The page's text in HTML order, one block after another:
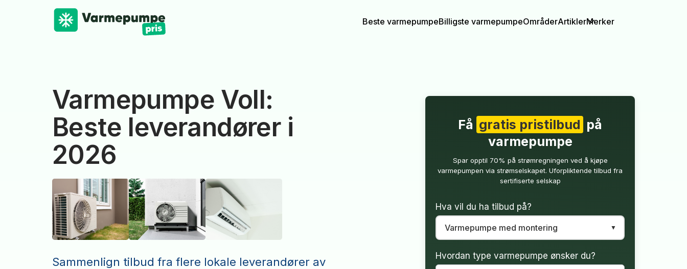
Beste varmepumpeBilligste varmepumpeOmråderArtiklerMerker
Varmepumpe Voll:
Beste leverandører i
2026
Sammenlign tilbud fra flere lokale leverandører av
Få gratis pristilbud på
varmepumpe
Spar opptil 70% på strømregningen ved å kjøpe
varmepumpen via strømselskapet. Uforpliktende tilbud fra
sertifiserte selskap
Hva vil du ha tilbud på?
Hvordan type varmepumpe ønsker du?